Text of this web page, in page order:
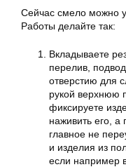
Сейчас смело можно
Работы делайте так:
Вкладываете
перелив,
отверстию для
рукой верхнюю
фиксируете
наживить его, а
главное не
и изделия из
если например